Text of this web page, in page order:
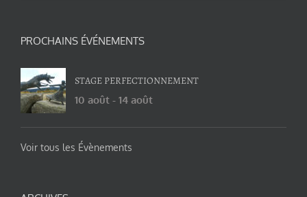
PROCHAINS ÉVÉNEMENTS
STAGE PERFECTIONNEMENT
10 août - 14 août
Voir tous les Évènements